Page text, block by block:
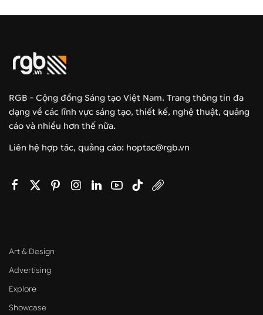
RGB - Cộng đồng Sáng tạo Việt Nam. Trang thông tin đa
dạng về các lĩnh vực sáng tạo, thiết kế, nghệ thuật, quảng
cáo và nhiều hơn thế nữa.
Liên hệ hợp tác, quảng cáo: hoptac@rgb.vn
Art & Design
Advertising
Explore
Showcase